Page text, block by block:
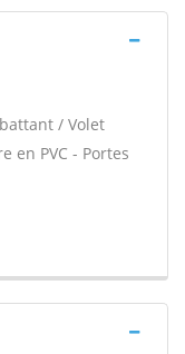
/ Volet
en PVC - Portes